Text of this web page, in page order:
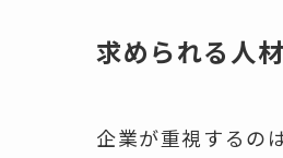
求められる人
企業が重視するの